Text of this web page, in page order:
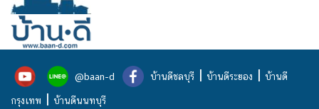
@baan-d บ้านดีชลบุรี | บ้านดีระยอง | บ้านดี
กรุงเทพ | บ้านดีนนทบุรี